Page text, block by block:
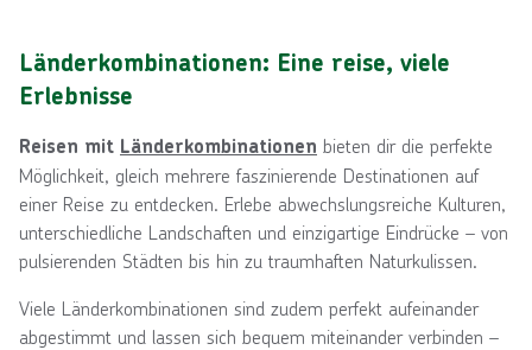
Länderkombinationen: Eine reise, viele
Erlebnisse
Reisen mit Länderkombinationen bieten dir die perfekte
Möglichkeit, gleich mehrere faszinierende Destinationen auf
einer Reise zu entdecken. Erlebe abwechslungsreiche Kulturen,
unterschiedliche Landschaften und einzigartige Eindrücke – von
pulsierenden Städten bis hin zu traumhaften Naturkulissen.
Viele Länderkombinationen sind zudem perfekt aufeinander
abgestimmt und lassen sich bequem miteinander verbinden –